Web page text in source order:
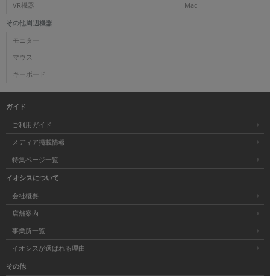
VR機器 Mac
その他周辺機器
モニター
マウス
キーボード
ガイド
ご利用ガイド
メディア掲載情報
特集ページ一覧
イオシスについて
会社概要
店舗案内
事業所一覧
イオシスが選ばれる理由
その他